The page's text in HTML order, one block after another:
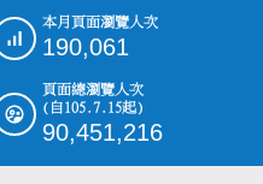
本月頁面瀏覽人次
190,061
頁面總瀏覽人次
(自105.7.15起)
90,451,216